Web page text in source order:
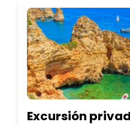
Excursión